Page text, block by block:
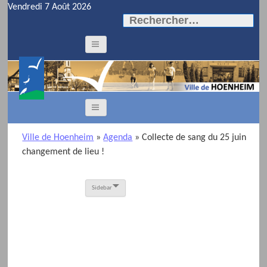
Vendredi 7 Août 2026
Rechercher :
Ville de Hoenheim »Agenda » Collecte de sang du 25 juin
changement de lieu !
Sidebar